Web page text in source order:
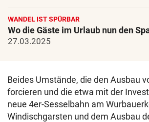
WANDEL IST SPÜRBAR
Wo die Gäste im Urlaub nun den
27.03.2025
Beides Umstände, die den Ausbau
forcieren und die etwa mit der
neue 4er-Sesselbahn am
Windischgarsten und dem Ausbau